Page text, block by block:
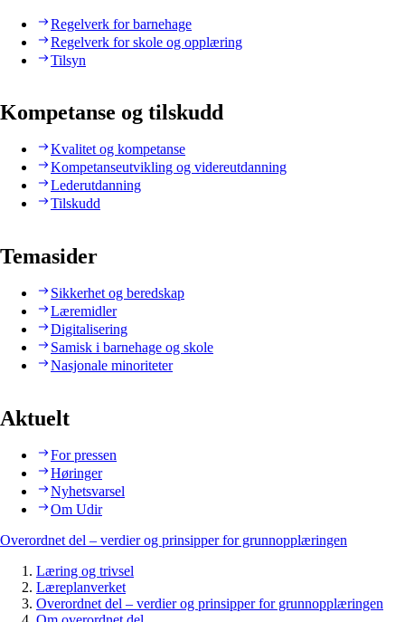
Regelverk for barnehage
Regelverk for skole og opplæring
Tilsyn
Kompetanse og tilskudd
Kvalitet og kompetanse
Kompetanseutvikling og videreutdanning
Lederutdanning
Tilskudd
Temasider
Sikkerhet og beredskap
Læremidler
Digitalisering
Samisk i barnehage og skole
Nasjonale minoriteter
Aktuelt
For pressen
Høringer
Nyhetsvarsel
Om Udir
Overordnet del – verdier og prinsipper for grunnopplæringen
Læring og trivsel
Læreplanverket
Overordnet del – verdier og prinsipper for grunnopplæringen